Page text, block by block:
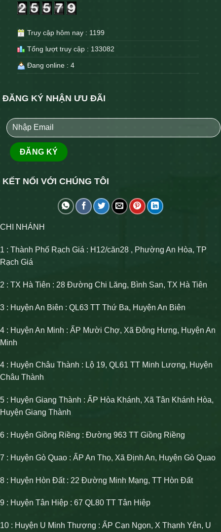
Truy cập hôm nay : 1199
Tổng lượt truy cập : 133082
Đang online : 4
ĐĂNG KÝ NHẬN ƯU ĐÃI
KẾT NỐI VỚI CHÚNG TÔI
CHI NHÁNH
1 : Thành Phố Rạch Giá : H12/căn28 , Phường An Hòa, TP
Rạch Giá
2 : TX Hà Tiên : 28 Đường Chi Lăng, Bình San, TX Hà Tiên
3 : Huyện An Biên : QL63 TT Thứ Ba, Huyện An Biên
4 : Huyện An Minh : ẤP Mười Chợ, Xã Đông Hưng, Huyện An
Minh
4 : Huyện Châu Thành : Lộ 19, QL61 TT Minh Lương, Huyện
Châu Thành
5 : Huyện Giang Thành : ẤP Hòa Khánh, Xã Tân Khánh Hòa,
Huyện Giang Thành
6 : Huyện Giồng Riềng : Đường 963 TT Giồng Riềng
7 : Huyện Gò Quao : ẤP An Thọ, Xã Định An, Huyện Gò Quao
8 : Huyện Hòn Đất : 22 Đường Minh Mạng, TT Hòn Đất
9 : Huyện Tân Hiệp : 67 QL80 TT Tân Hiệp
10 : Huyện U Minh Thượng : ẤP Cạn Ngọn, X Thạnh Yên, U